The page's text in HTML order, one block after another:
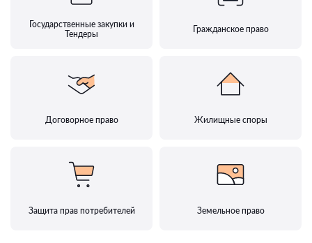
Государственные закупки и
Тендеры
Гражданское право
Договорное право Жилищные споры
Защита прав потребителей Земельное право